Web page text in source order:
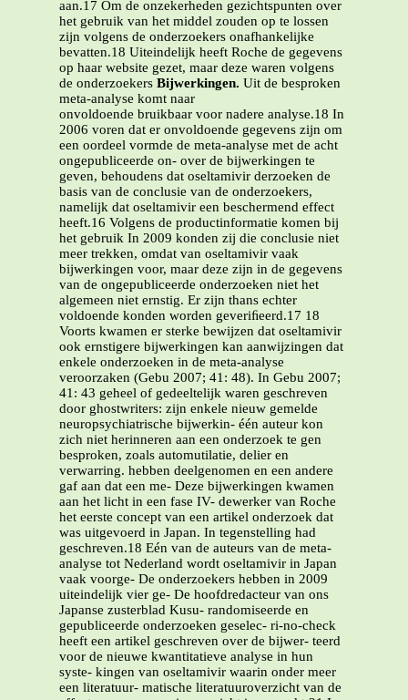
aan.17 Om de onzekerheden gezichtspunten over
het gebruik van het middel zouden op te lossen
zijn volgens de onderzoekers onafhankelijke
bevatten.18 Uiteindelijk heeft Roche de gegevens
op haar website gezet, maar deze waren volgens
de onderzoekers Bijwerkingen. Uit de besproken
meta-analyse komt naar
onvoldoende bruikbaar voor nadere analyse.18 In
2006 voren dat er onvoldoende gegevens zijn om
een oordeel vormde de meta-analyse met de acht
ongepubliceerde on- over de bijwerkingen te
geven, behoudens dat oseltamivir derzoeken de
basis van de conclusie van de onderzoekers,
namelijk dat oseltamivir een beschermend effect
heeft.16 Volgens de productinformatie komen bij
het gebruik In 2009 konden zij die conclusie niet
meer trekken, omdat van oseltamivir vaak
bijwerkingen voor, maar deze zijn in de gegevens
van de ongepubliceerde onderzoeken niet het
algemeen niet ernstig. Er zijn thans echter
voldoende konden worden geveriﬁeerd.17 18
Voorts kwamen er sterke bewijzen dat oseltamivir
ook ernstigere bijwerkingen kan aanwijzingen dat
enkele onderzoeken in de meta-analyse
veroorzaken (Gebu 2007; 41: 48). In Gebu 2007;
41: 43 geheel of gedeeltelijk waren geschreven
door ghostwriters: zijn enkele nieuw gemelde
neuropsychiatrische bijwerkin- één auteur kon
zich niet herinneren aan een onderzoek te gen
besproken, zoals automutilatie, delier en
verwarring. hebben deelgenomen en een andere
gaf aan dat een me- Deze bijwerkingen kwamen
aan het licht in een fase IV- dewerker van Roche
het eerste concept van een artikel onderzoek dat
was uitgevoerd in Japan. In tegenstelling had
geschreven.18 Eén van de auteurs van de meta-
analyse tot Nederland wordt oseltamivir in Japan
vaak voorge- De onderzoekers hebben in 2009
uiteindelijk vier ge- De hoofdredacteur van ons
Japanse zusterblad Kusu- randomiseerde en
gepubliceerde onderzoeken geselec- ri-no-check
heeft een artikel geschreven over de bijwer- teerd
voor de nieuwe kwantitatieve analyse in hun
syste- kingen van oseltamivir waarin onder meer
een literatuur- matische literatuuroverzicht van de